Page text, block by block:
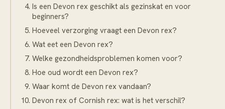
Is een Devon rex geschikt als gezinskat en voor
beginners?
Hoeveel verzorging vraagt een Devon rex?
Wat eet een Devon rex?
Welke gezondheidsproblemen komen voor?
Hoe oud wordt een Devon rex?
Waar komt de Devon rex vandaan?
Devon rex of Cornish rex: wat is het verschil?